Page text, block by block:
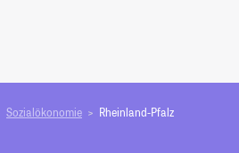
Sozialökonomie Rheinland-Pfalz